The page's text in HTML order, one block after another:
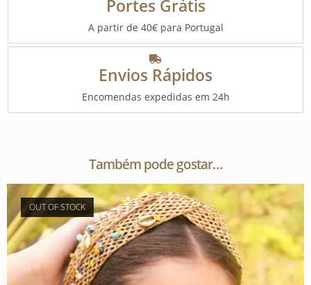
Portes Grátis
A partir de 40€ para Portugal
Envios Rápidos
Encomendas expedidas em 24h
Também pode gostar…
OUT OF STOCK